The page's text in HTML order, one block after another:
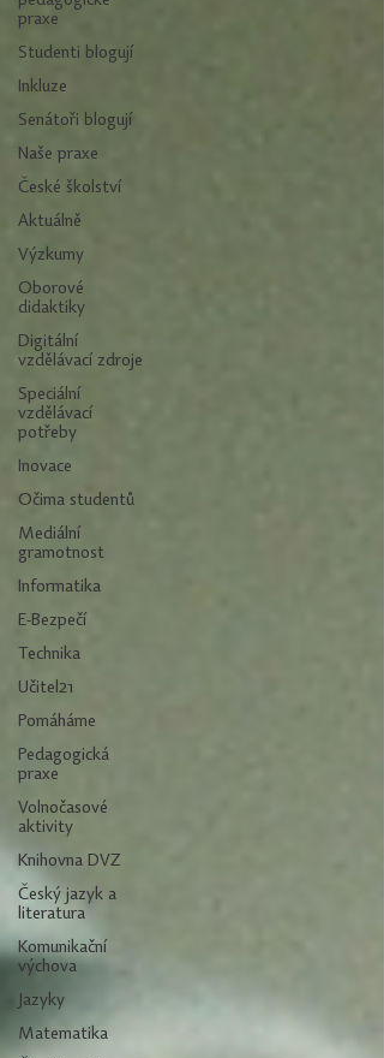
praxe
Studenti blogují
Inkluze
Senátoři blogují
Naše praxe
České školství
Aktuálně
Výzkumy
Oborové
didaktiky
Digitální
vzdělávací zdroje
Speciální
vzdělávací
potřeby
Inovace
Očima studentů
Mediální
gramotnost
Informatika
E-Bezpečí
Technika
Učitel21
Pomáháme
Pedagogická
praxe
Volnočasové
aktivity
Knihovna DVZ
Český jazyk a
literatura
Komunikační
výchova
Jazyky
Matematika